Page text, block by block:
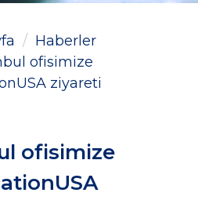
Haberler
ofisimize
ziyareti
ofisimize